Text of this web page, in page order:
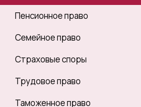
Пенсионное право
Семейное право
Страховые споры
Трудовое право
Таможенное право